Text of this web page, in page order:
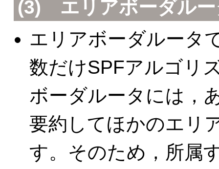
(3) エリアボーダルー
エリアボーダルータ
数だけSPFアルゴリ
ボーダルータには，
要約してほかのエリ
す。そのため，所属